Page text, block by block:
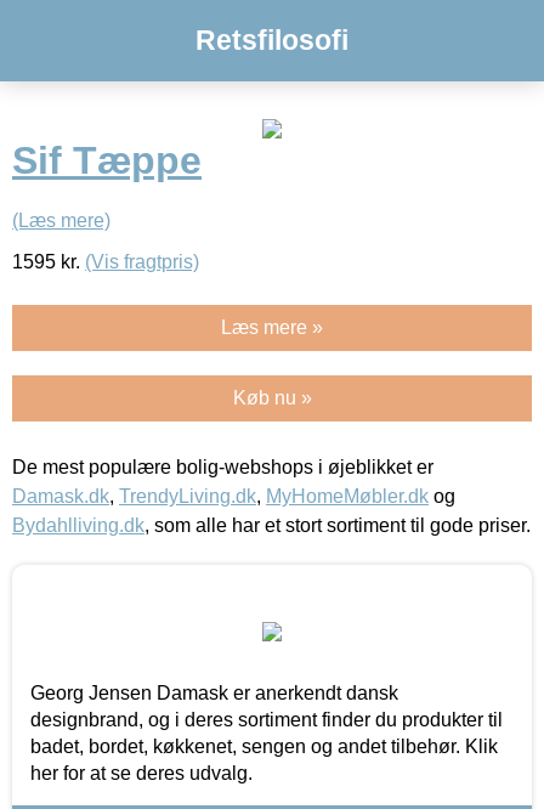
Retsfilosofi
Sif Tæppe
(Læs mere)
1595 kr. (Vis fragtpris)
Læs mere »
Køb nu »
De mest populære bolig-webshops i øjeblikket er
Damask.dk, TrendyLiving.dk, MyHomeMøbler.dk og
Bydahlliving.dk, som alle har et stort sortiment til gode priser.
Georg Jensen Damask er anerkendt dansk
designbrand, og i deres sortiment finder du produkter til
badet, bordet, køkkenet, sengen og andet tilbehør. Klik
her for at se deres udvalg.